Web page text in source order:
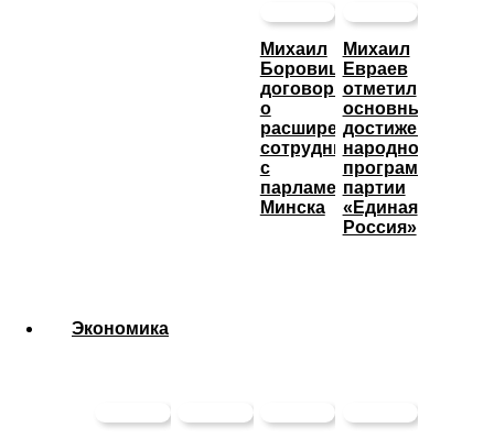
Михаил
Боровицкий
договорился
о
расширении
сотрудничества
с
парламентом
Минска
Михаил
Евраев
отметил
основные
достижения
народной
программы
партии
«Единая
Россия»
Экономика